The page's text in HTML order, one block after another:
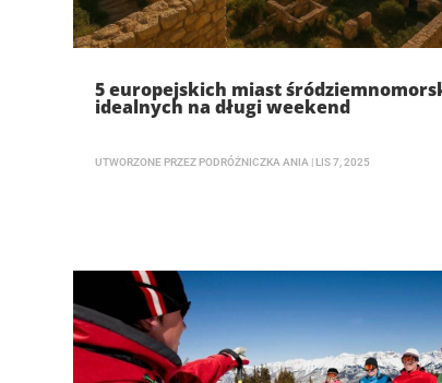
5 europejskich miast
idealnych na długi weekend
UTWORZONE PRZEZ PODRÓŻNICZKA ANIA | LIS 7, 2025